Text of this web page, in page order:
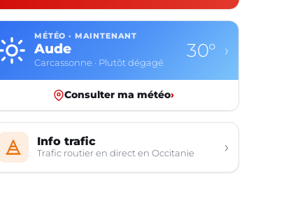
MÉTÉO · MAINTENANT
Aude
Carcassonne · Plutôt dégagé
30° ›
Consulter ma météo›
Info trafic
Trafic routier en direct en Occitanie ›